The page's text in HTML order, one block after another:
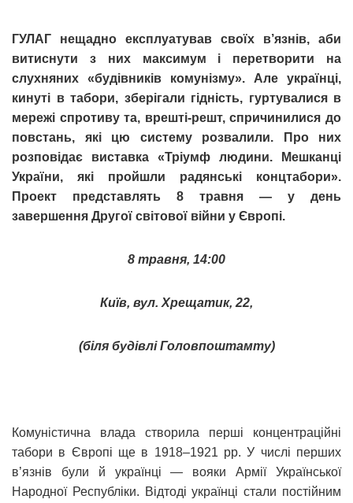
ГУЛАГ нещадно експлуатував своїх в’язнів, аби
витиснути з них максимум і перетворити на
слухняних «будівників комунізму». Але українці,
кинуті в табори, зберігали гідність, гуртувалися в
мережі спротиву та, врешті-решт, спричинилися до
повстань, які цю систему розвалили. Про них
розповідає виставка «Тріумф людини. Мешканці
України, які пройшли радянські концтабори».
Проект представлять 8 травня — у день
завершення Другої світової війни у Європі.
8 травня, 14:00
Київ, вул. Хрещатик, 22,
(біля будівлі Головпоштамту)
Комуністична влада створила перші концентраційні
табори в Європі ще в 1918–1921 рр. У числі перших
в’язнів були й українці — вояки Армії Української
Народної Республіки. Відтоді українці стали постійним